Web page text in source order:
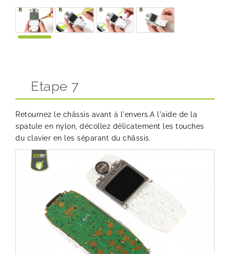
Etape 7
Retournez le châssis avant à l'envers.A l'aide de la
spatule en nylon, décollez délicatement les touches
du clavier en les séparant du châssis.